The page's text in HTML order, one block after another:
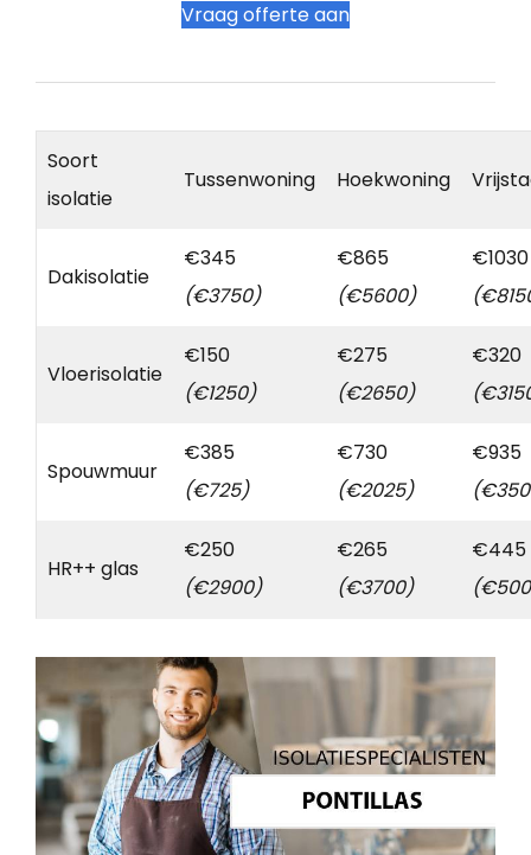
Vraag offerte aan
Soort
isolatie
Tussenwoning Hoekwoning
Dakisolatie
€345
(€3750)
€865
(€5600)
€1030
Vloerisolatie
€150
(€1250)
€275
(€2650)
€320
Spouwmuur
€385
(€725)
€730
(€2025)
€935
HR++ glas
€250
(€2900)
€265
(€3700)
€445